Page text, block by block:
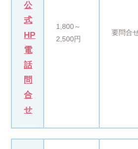
公
式
HP
電
話
問
合
せ
1,800～
2,500円
要問合